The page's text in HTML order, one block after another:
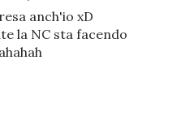
anch'io xD
la NC sta facendo